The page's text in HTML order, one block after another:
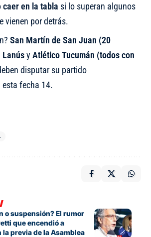
caer en la tabla si lo superan algunos
vienen por detrás.
San Martín de San Juan (20
Lanúsy Atlético Tucumán (todos con
disputar su partido
esta fecha 14.
o suspensión? El rumor
que encendió a
la previa de la Asamblea